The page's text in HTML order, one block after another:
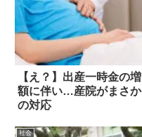
【え？】出産一時金の増
額に伴い…産院がまさか
の対応
社会